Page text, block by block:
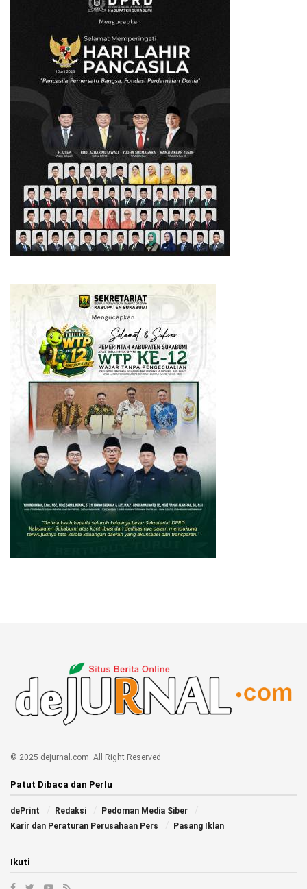
© 2025 dejurnal.com. All Right Reserved
Patut Dibaca dan Perlu
dePrint Redaksi
Pedoman Media Siber
Karir dan Peraturan Perusahaan Pers
Pasang Iklan
Ikuti